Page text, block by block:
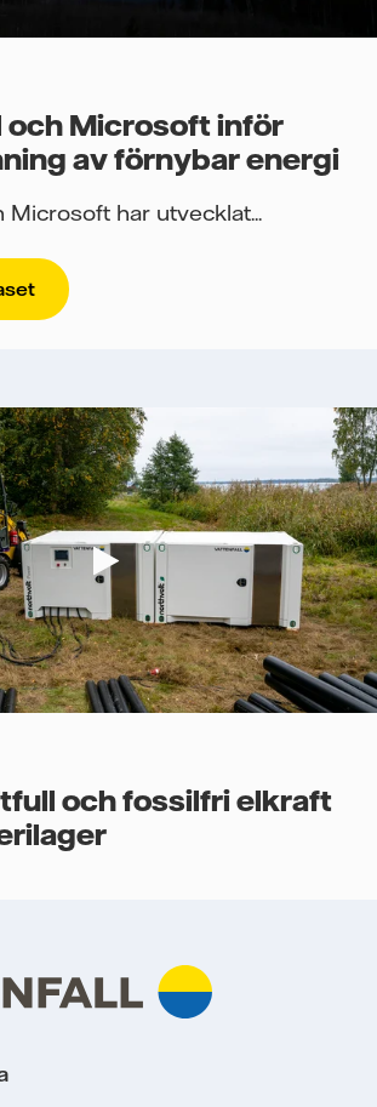
och Microsoft inför
av förnybar energi
Microsoft har utvecklat...
och fossilfri elkraft